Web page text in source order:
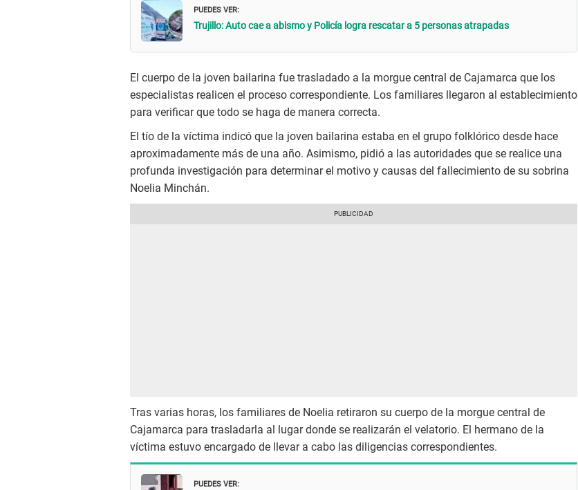
PUEDES VER:
Trujillo: Auto cae a abismo y Policía logra rescatar a 5 personas atrapadas
El cuerpo de la joven bailarina fue trasladado a la morgue central de Cajamarca que los
especialistas realicen el proceso correspondiente. Los familiares llegaron al establecimiento
para verificar que todo se haga de manera correcta.
El tío de la víctima indicó que la joven bailarina estaba en el grupo folklórico desde hace
aproximadamente más de una año. Asimismo, pidió a las autoridades que se realice una
profunda investigación para determinar el motivo y causas del fallecimiento de su sobrina
Noelia Minchán.
Tras varias horas, los familiares de Noelia retiraron su cuerpo de la morgue central de
Cajamarca para trasladarla al lugar donde se realizarán el velatorio. El hermano de la
víctima estuvo encargado de llevar a cabo las diligencias correspondientes.
PUEDES VER: